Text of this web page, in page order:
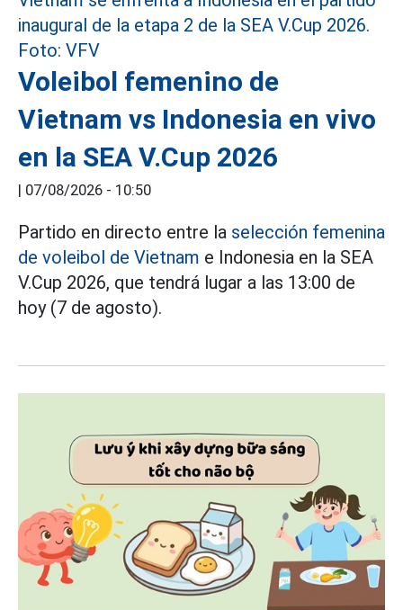
Voleibol femenino de
Vietnam vs Indonesia en vivo
en la SEA V.Cup 2026
| 07/08/2026 - 10:50
Partido en directo entre la selección femenina
de voleibol de Vietnam e Indonesia en la SEA
V.Cup 2026, que tendrá lugar a las 13:00 de
hoy (7 de agosto).